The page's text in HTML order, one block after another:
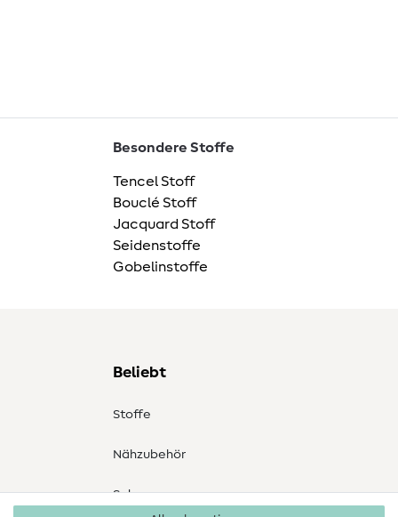
Besondere Stoffe
Tencel Stoff
Bouclé Stoff
Jacquard Stoff
Seidenstoffe
Gobelinstoffe
Beliebt
Stoffe
Nähzubehör
Sale